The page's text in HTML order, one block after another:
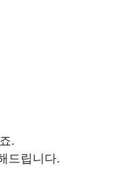
.
드립니다.